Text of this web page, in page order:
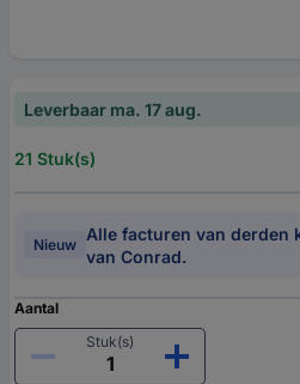
Leverbaar ma. 17 aug.
21 Stuk(s)
Nieuw
Alle facturen van derden
van Conrad.
Aantal
Stuk(s)